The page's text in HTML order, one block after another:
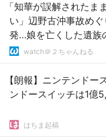
「知華が誤解されたま
い」辺野古沖事故め
発…娘を亡くした遺族
て知りたい」
watch＠２ちゃんねる
【朗報】ニンテンド
ンドースイッチは1億
はちま起稿